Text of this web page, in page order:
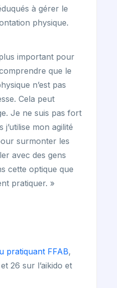
à gérer le
physique.
important pour
que le
n’est pas
Cela peut
Je ne suis pas fort
j’utilise mon agilité
surmonter les
avec des gens
cette optique que
pratiquer. »
pratiquant FFAB,
26 sur l’aikido et